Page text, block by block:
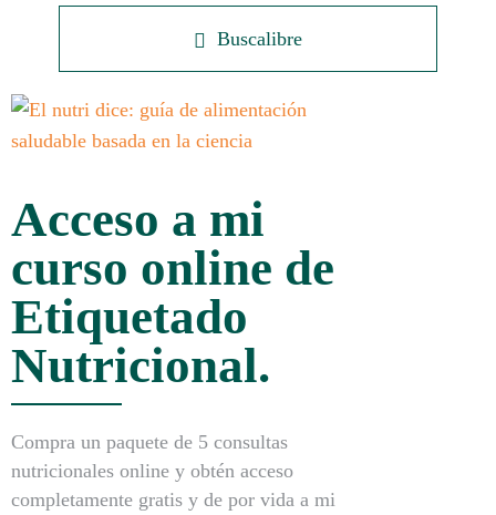
Buscalibre
Acceso a mi
curso online de
Etiquetado
Nutricional.
Compra un paquete de 5 consultas
nutricionales online y obtén acceso
completamente gratis y de por vida a mi